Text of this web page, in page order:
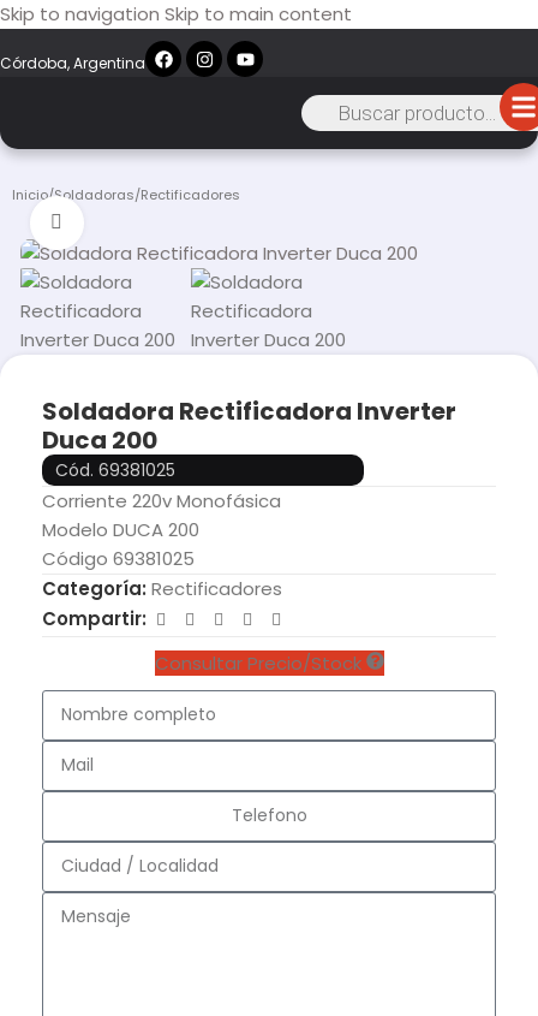
Skip to navigation Skip to main content
Córdoba, Argentina
Inicio/Soldadoras/Rectificadores
Soldadora Rectificadora Inverter
Duca 200
Cód. 69381025
Corriente 220v Monofásica
Modelo DUCA 200
Código 69381025
Categoría: Rectificadores
Compartir:
Consultar Precio/Stock